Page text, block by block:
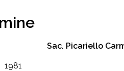
Sac. Picariello
1981